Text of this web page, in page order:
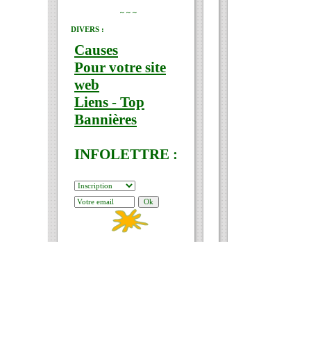
~ ~ ~
DIVERS :
Causes
Pour votre site
web
Liens - Top
Bannières
INFOLETTRE :